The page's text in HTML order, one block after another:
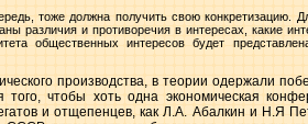
тоже должна получить свою конкретизацию.
различия и противоречия в интересах, какие
общественных интересов будет
производства, в теории одержали
того, чтобы хоть одна экономическая
и отщепенцев, как Л.А. Абалкин и Н.Я